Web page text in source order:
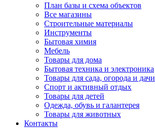
План базы и схема объектов
Все магазины
Строительные материалы
Инструменты
Бытовая химия
Мебель
Товары для дома
Бытовая техника и электроника
Товары для сада, огорода и дачи
Спорт и активный отдых
Товары для детей
Одежда, обувь и галантерея
Товары для животных
Контакты